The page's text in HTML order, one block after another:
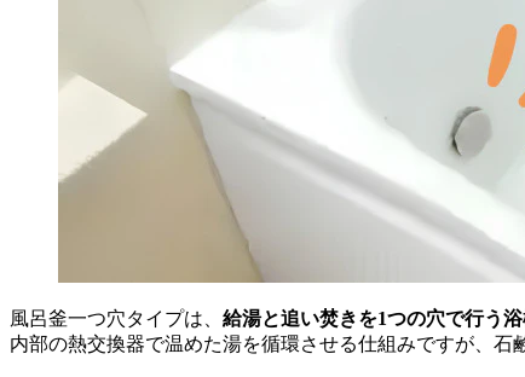
風呂釜一つ穴タイプは、 給湯と追い焚きを1つの穴で行う
内部の熱交換器で温めた湯を循環させる仕組みですが、石